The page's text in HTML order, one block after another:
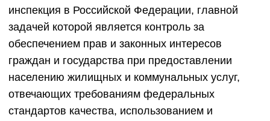
инспекция в Российской Федерации, главной
задачей которой является контроль за
обеспечением прав и законных интересов
граждан и государства при предоставлении
населению жилищных и коммунальных услуг,
отвечающих требованиям федеральных
стандартов качества, использованием и